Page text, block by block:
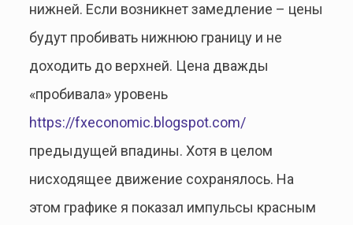
нижней. Если возникнет замедление – цены
будут пробивать нижнюю границу и не
доходить до верхней. Цена дважды
«пробивала» уровень
https://fxeconomic.blogspot.com/
предыдущей впадины. Хотя в целом
нисходящее движение сохранялось. На
этом графике я показал импульсы красным